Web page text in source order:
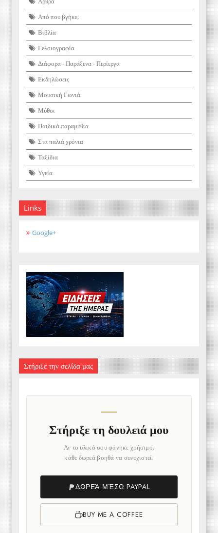
Από που βγήκε;
Βιβλία
Γελοιογραφία
Διάφορα - Παράξενα - Περίεργα
Εκδηλώσεις
Μουσική Γωνιά
Μύθοι
Παιδικά παραμύθια
Στα παλιά χρόνια
Ταξίδια
Υγεία
Links
Google+
Στήριξε την σελίδα μας
Στήριξε τη δουλειά μου
Αν το υλικό σου φάνηκε χρήσιμο,
κάθε δωρεά βοηθά να συνεχιστεί.
ΔΩΡΕΆ ΜΈΣΩ PAYPAL
BUY ME A COFFEE